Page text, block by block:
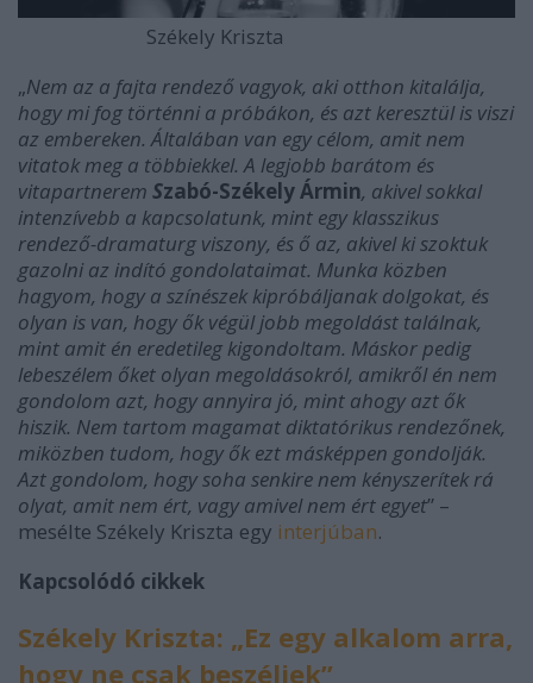
Székely Kriszta
„Nem az a fajta rendező vagyok, aki otthon kitalálja,
hogy mi fog történni a próbákon, és azt keresztül is viszi
az embereken. Általában van egy célom, amit nem
vitatok meg a többiekkel. A legjobb barátom és
vitapartnerem Szabó-Székely Ármin, akivel sokkal
intenzívebb a kapcsolatunk, mint egy klasszikus
rendező-dramaturg viszony, és ő az, akivel ki szoktuk
gazolni az indító gondolataimat. Munka közben
hagyom, hogy a színészek kipróbáljanak dolgokat, és
olyan is van, hogy ők végül jobb megoldást találnak,
mint amit én eredetileg kigondoltam. Máskor pedig
lebeszélem őket olyan megoldásokról, amikről én nem
gondolom azt, hogy annyira jó, mint ahogy azt ők
hiszik. Nem tartom magamat diktatórikus rendezőnek,
miközben tudom, hogy ők ezt másképpen gondolják.
Azt gondolom, hogy soha senkire nem kényszerítek rá
olyat, amit nem ért, vagy amivel nem ért egyet” –
mesélte Székely Kriszta egy interjúban.
Kapcsolódó cikkek
Székely Kriszta: „Ez egy alkalom arra,
hogy ne csak beszéljek”